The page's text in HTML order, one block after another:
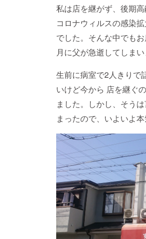
私は店を継がず、後期
コロナウィルスの感染
でした。そんな中でも
月に父が急逝してしまい
生前に病室で2人きりで
いけど今から 店を継ぐ
ました。しかし、そう
まったので、いよいよ